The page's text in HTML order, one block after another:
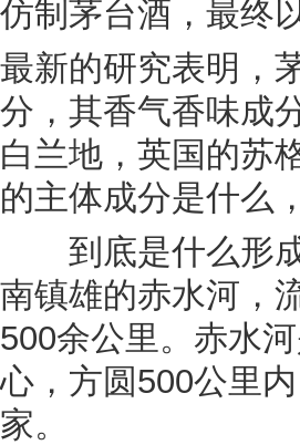
仿制茅台酒，最终
最新的研究表明，
分，其香气香味成
白兰地，英国的苏
的主体成分是什么
到底是什么形成
南镇雄的赤水河，
500余公里。赤水
心，方圆500公里
家。